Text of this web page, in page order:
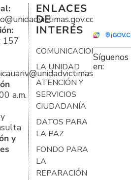
157
a.m.
y
ENLACES
DE
INTERÉS
COMUNICACIONES
LA UNIDAD
ATENCIÓN Y
SERVICIOS
CIUDADANÍA
DATOS PARA
LA PAZ
FONDO PARA
LA
REPARACIÓN
Síguenos
en: